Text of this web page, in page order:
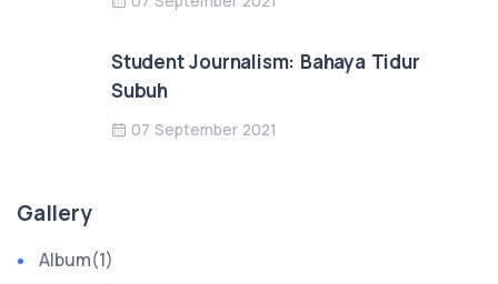
Student Journalism: Bahaya Tidur
Subuh
07 September 2021
Gallery
Album(1)